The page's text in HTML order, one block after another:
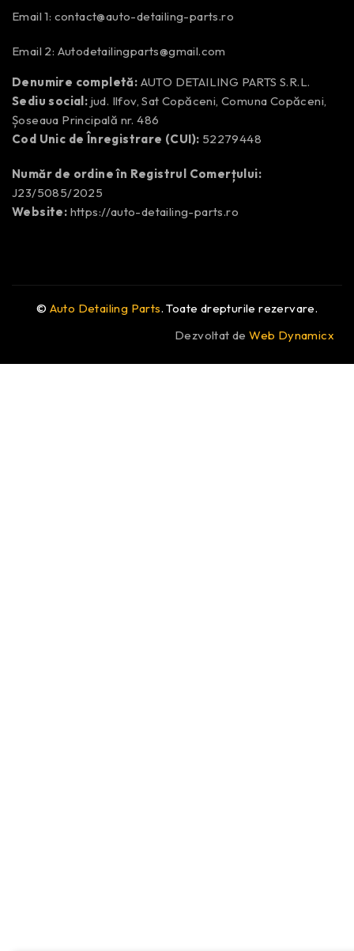
Email 1: contact@auto-detailing-parts.ro
Email 2: Autodetailingparts@gmail.com
Denumire completă: AUTO DETAILING PARTS S.R.L.
Sediu social: jud. Ilfov, Sat Copăceni, Comuna Copăceni,
Șoseaua Principală nr. 486
Cod Unic de Înregistrare (CUI): 52279448
Număr de ordine în Registrul Comerțului:
J23/5085/2025
Website: https://auto-detailing-parts.ro
© Auto Detailing Parts. Toate drepturile rezervare.
Dezvoltat deWeb Dynamicx